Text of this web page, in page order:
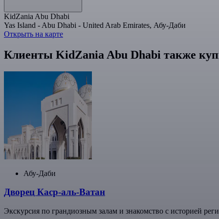
KidZania Abu Dhabi
Yas Island - Abu Dhabi - United Arab Emirates, Абу-Даби
Открыть на карте
Клиенты KidZania Abu Dhabi также
Абу-Даби
Дворец Каср-аль-Ватан
Экскурсия по грандиозным залам и знакомство с историей